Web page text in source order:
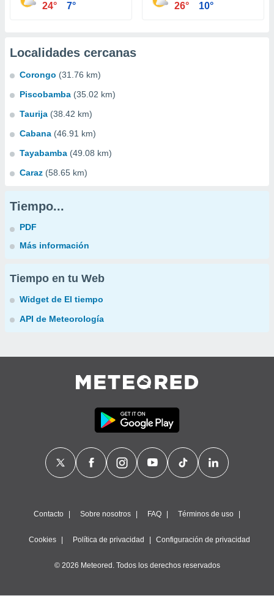
24° 7° 26° 10°
Localidades cercanas
Corongo (31.76 km)
Piscobamba (35.02 km)
Taurija (38.42 km)
Cabana (46.91 km)
Tayabamba (49.08 km)
Caraz (58.65 km)
Tiempo...
PDF
Más información
Tiempo en tu Web
Widget de El tiempo
API de Meteorología
Contacto Sobre nosotros FAQ Términos de uso
Cookies Política de privacidad Configuración de privacidad
© 2026 Meteored. Todos los derechos reservados